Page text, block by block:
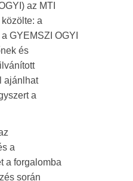
az MTI
a
GYEMSZI OGYI
és
ajánlhat
a
a
a forgalomba
során